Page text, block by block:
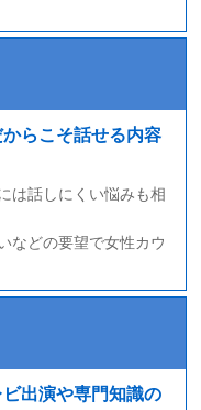
らこそ話せる内容
は話しにくい悩みも相
などの要望で女性カウ
ビ出演や専門知識の